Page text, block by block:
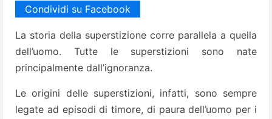
Condividi su Facebook
La storia della superstizione corre parallela a quella
dell’uomo. Tutte le superstizioni sono nate
principalmente dall’ignoranza.
Le origini delle superstizioni, infatti, sono sempre
legate ad episodi di timore, di paura dell’uomo per i